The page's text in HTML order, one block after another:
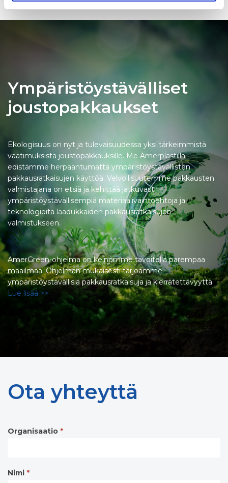
Ympäristöystävälliset
joustopakkaukset
Ekologisuus on nyt ja tulevaisuudessa yksi tärkeimmistä
vaatimuksista joustopakkauksille. Me Amerplastilla
edistämme herpaantumatta ympäristöystävällisten
pakkausratkaisujen käyttöä. Velvollisuutemme pakkausten
valmistajana on etsiä ja kehittää jatkuvasti
ympäristöystävällisempiä materiaalivaihtoehtoja ja
teknologioita laadukkaiden pakkausratkaisujen
valmistukseen.
AmerGreen-ohjelma on keinomme tavoitella parempaa
maailmaa. Ohjelman mukaisesti tarjoamme
ympäristöystävällisiä pakkausratkaisuja ja kierrätettävyyttä.
Lue lisää >>
Ota yhteyttä
Contact
Organisaatio *
Nimi *